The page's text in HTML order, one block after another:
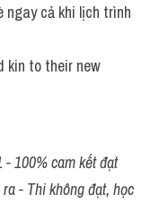
ngay cả khi lịch trình
kin to their new
- 100% cam kết đạt
- Thi không đạt, học